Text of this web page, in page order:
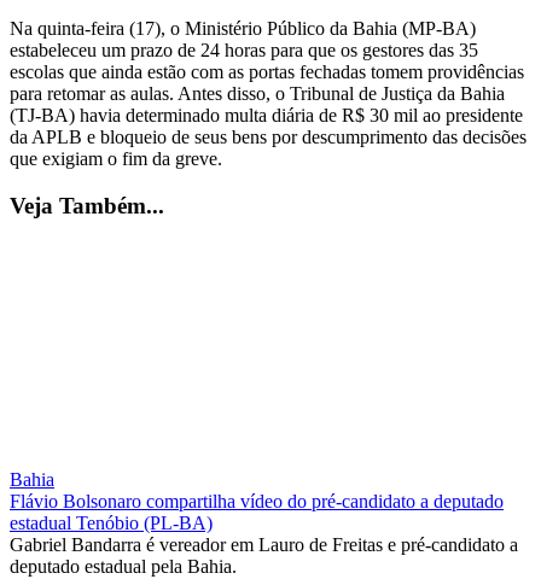
Na quinta-feira (17), o Ministério Público da Bahia (MP-BA)
estabeleceu um prazo de 24 horas para que os gestores das 35
escolas que ainda estão com as portas fechadas tomem providências
para retomar as aulas. Antes disso, o Tribunal de Justiça da Bahia
(TJ-BA) havia determinado multa diária de R$ 30 mil ao presidente
da APLB e bloqueio de seus bens por descumprimento das decisões
que exigiam o fim da greve.
Veja Também...
Bahia
Flávio Bolsonaro compartilha vídeo do pré-candidato a deputado
estadual Tenóbio (PL-BA)
Gabriel Bandarra é vereador em Lauro de Freitas e pré-candidato a
deputado estadual pela Bahia.